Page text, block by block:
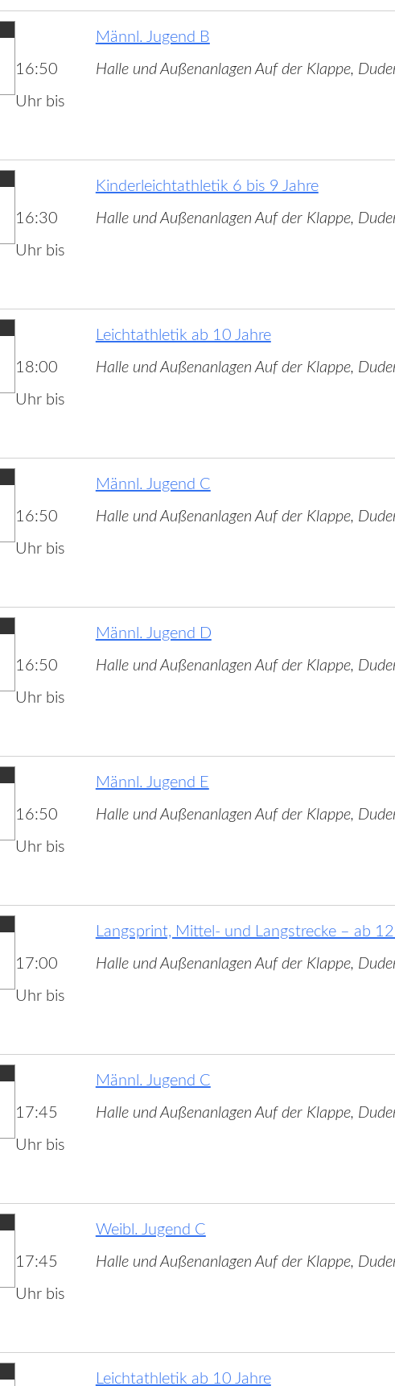
16:50
Uhr bis
Männl. Jugend B
Halle und Außenanlagen Auf der Klappe,
16:30
Uhr bis
Kinderleichtathletik 6 bis 9 Jahre
Halle und Außenanlagen Auf der Klappe,
18:00
Uhr bis
Leichtathletik ab 10 Jahre
Halle und Außenanlagen Auf der Klappe,
16:50
Uhr bis
Männl. Jugend C
Halle und Außenanlagen Auf der Klappe,
16:50
Uhr bis
Männl. Jugend D
Halle und Außenanlagen Auf der Klappe,
16:50
Uhr bis
Männl. Jugend E
Halle und Außenanlagen Auf der Klappe,
17:00
Uhr bis
Langsprint, Mittel- und Langstrecke – ab
Halle und Außenanlagen Auf der Klappe,
17:45
Uhr bis
Männl. Jugend C
Halle und Außenanlagen Auf der Klappe,
17:45
Uhr bis
Weibl. Jugend C
Halle und Außenanlagen Auf der Klappe,
Leichtathletik ab 10 Jahre